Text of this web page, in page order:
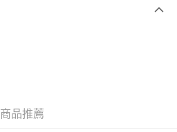
商品推薦